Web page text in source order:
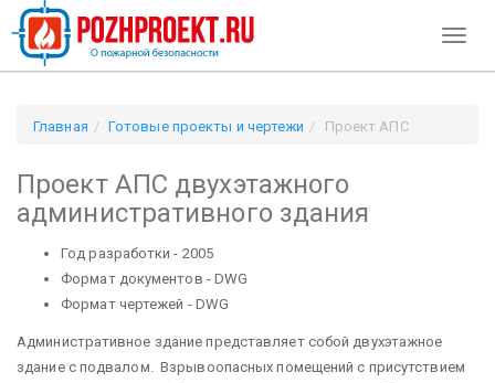
Главная Готовые проекты и чертежи
Проект АПС
Проект АПС двухэтажного
административного здания
Год разработки - 2005
Формат документов - DWG
Формат чертежей - DWG
Административное здание представляет собой двухэтажное
здание с подвалом. Взрывоопасных помещений с присутствием